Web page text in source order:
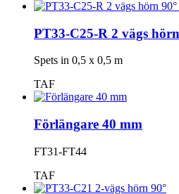
PT33-C25-R 2 vägs
Spets in 0,5 x 0,5 m
TAF
Förlängare 40 mm
FT31-FT44
TAF